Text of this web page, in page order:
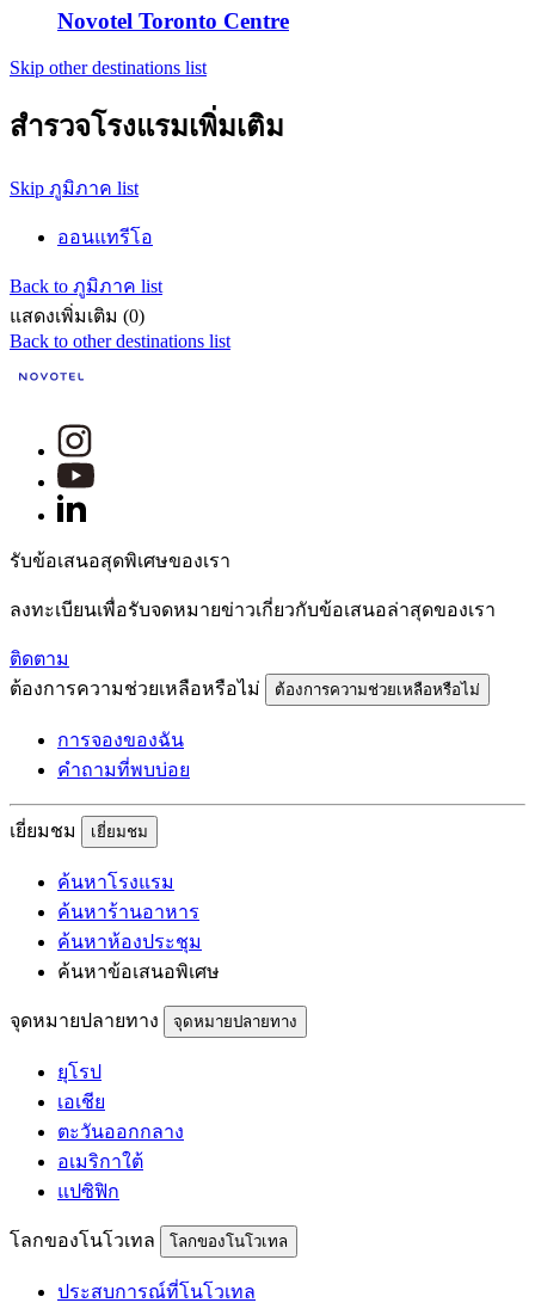
Novotel Toronto Centre
Skip other destinations list
สำรวจโรงแรมเพิ่มเติม
Skip ภูมิภาค list
ออนแทรีโอ
Back to ภูมิภาค list
แสดงเพิ่มเติม (0)
Back to other destinations list
รับข้อเสนอสุดพิเศษของเรา
ลงทะเบียนเพื่อรับจดหมายข่าวเกี่ยวกับข้อเสนอล่าสุดของเรา
ติดตาม
ต้องการความช่วยเหลือหรือไม่
ต้องการความช่วยเหลือหรือไม่
การจองของฉัน
คำถามที่พบบ่อย
เยี่ยมชม เยี่ยมชม
ค้นหาโรงแรม
ค้นหาร้านอาหาร
ค้นหาห้องประชุม
ค้นหาข้อเสนอพิเศษ
จุดหมายปลายทาง จุดหมายปลายทาง
ยุโรป
เอเชีย
ตะวันออกกลาง
อเมริกาใต้
แปซิฟิก
โลกของโนโวเทล โลกของโนโวเทล
ประสบการณ์ที่โนโวเทล